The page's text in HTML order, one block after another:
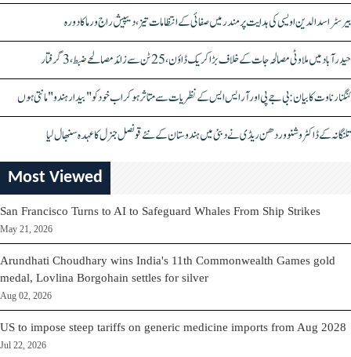
بیرسٹر اسدالدین اویسی کی ہدایت پر مندر میں صفائی کے انتظامات تیز، دیپیش راج ورما کا دورہ
حیدرآباد میں ملاوٹی مصالحہ جات کے خلاف بڑا کریک ڈاؤن، 25 ٹن سے زائد مصالحے ضبط، 3 گرفتار
کنگنا رناوت کا بیان: بی جے پی اور آر ایس ایس کے نظریات سے متاثر ہو کر اب خود کو "بیدار ہندو" مانتی ہوں
تلنگانہ کے ڈاکٹر وشنو وردھن ریڈی نے دبئی میں ہندوستان کے نئے قونصل جنرل کا عہدہ سنبھال لیا
Most Viewed
San Francisco Turns to AI to Safeguard Whales From Ship Strikes
May 21, 2026
Arundhati Choudhary wins India's 11th Commonwealth Games gold
medal, Lovlina Borgohain settles for silver
Aug 02, 2026
US to impose steep tariffs on generic medicine imports from Aug 2028
Jul 22, 2026